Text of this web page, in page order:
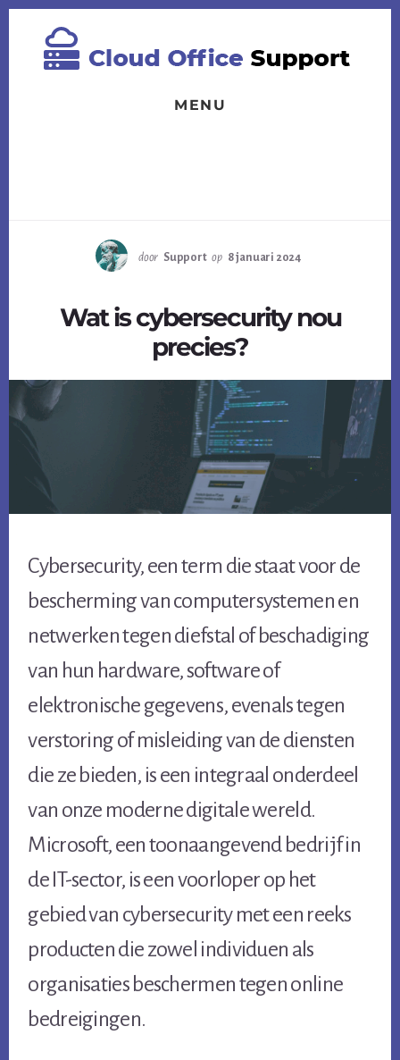
eerste
content
MENU
door Support op 8 januari 2024
Wat is cybersecurity nou
precies?
Cybersecurity, een term die staat voor de
bescherming van computersystemen en
netwerken tegen diefstal of beschadiging
van hun hardware, software of
elektronische gegevens, evenals tegen
verstoring of misleiding van de diensten
die ze bieden, is een integraal onderdeel
van onze moderne digitale wereld.
Microsoft, een toonaangevend bedrijf in
de IT-sector, is een voorloper op het
gebied van cybersecurity met een reeks
producten die zowel individuen als
organisaties beschermen tegen online
bedreigingen.